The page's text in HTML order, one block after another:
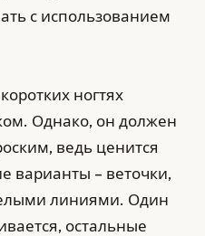
с использованием
ногтях
Однако, он должен
ведь ценится
варианты – веточки,
линиями. Один
остальные